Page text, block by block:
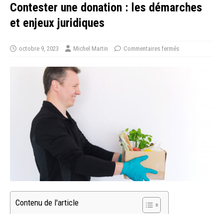
Contester une donation : les démarches
et enjeux juridiques
octobre 9, 2023 Michel Martin Commentaires fermés
Contenu de l'article